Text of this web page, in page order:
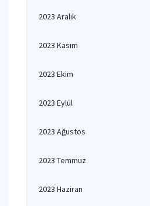
2023 Aralık
2023 Kasım
2023 Ekim
2023 Eylül
2023 Ağustos
2023 Temmuz
2023 Haziran